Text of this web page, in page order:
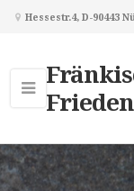
Hessestr.4, D-90443